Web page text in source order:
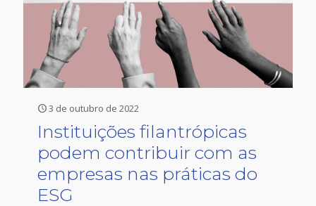
3 de outubro de 2022
Instituições filantrópicas
podem contribuir com as
empresas nas práticas do
ESG